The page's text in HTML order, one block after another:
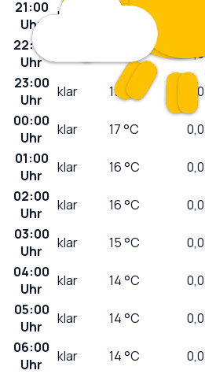
21:00
Uhr
klar
22:00
Uhr
0,0
23:00
Uhr
klar 19 °C 0,0
00:00
Uhr
klar 17°C 0,0
01:00
Uhr
klar 16°C 0,0
02:00
Uhr
klar 16°C 0,0
03:00
Uhr
klar 15°C 0,0
04:00
Uhr
klar 14°C 0,0
05:00
Uhr
klar 14°C 0,0
06:00
Uhr
klar 14°C 0,0